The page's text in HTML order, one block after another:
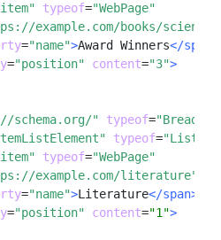
typeof="WebPage"
example.com/books/
="name">Award Winners</
="position" content="3">
schema.org/" typeof=
typeof=
typeof="WebPage"
example.com/literature"
="name">Literature</span></
="position" content="1">